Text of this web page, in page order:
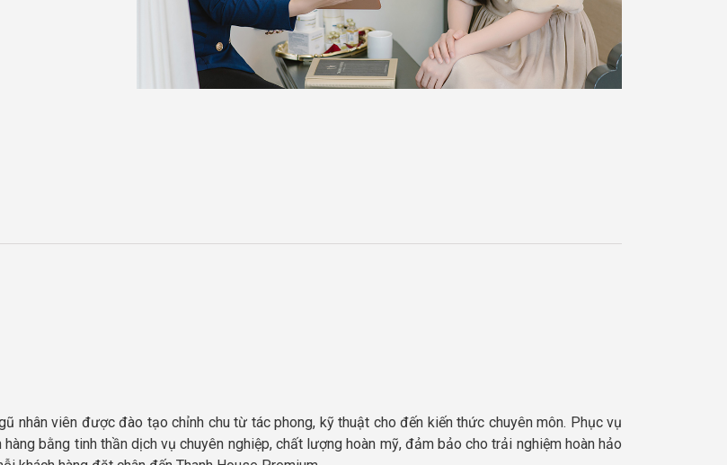
nhân viên được đào tạo chỉnh chu từ tác phong, kỹ thuật cho đến kiến thức chuyên môn. Phục vụ
hàng bằng tinh thần dịch vụ chuyên nghiệp, chất lượng hoàn mỹ, đảm bảo cho trải nghiệm hoàn hảo